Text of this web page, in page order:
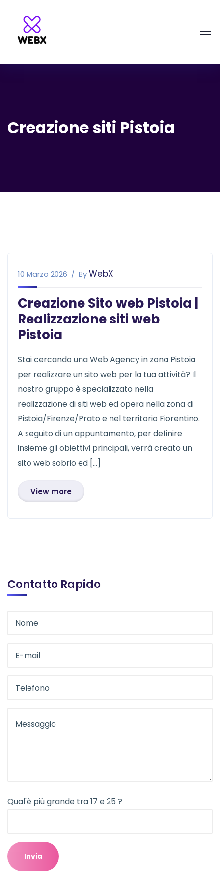
Creazione siti Pistoia
10 Marzo 2026 ByWebX
Creazione Sito web Pistoia |
Realizzazione siti web
Pistoia
Stai cercando una Web Agency in zona Pistoia
per realizzare un sito web per la tua attività? Il
nostro gruppo è specializzato nella
realizzazione di siti web ed opera nella zona di
Pistoia/Firenze/Prato e nel territorio Fiorentino.
A seguito di un appuntamento, per definire
insieme gli obiettivi principali, verrà creato un
sito web sobrio ed […]
View more
Contatto Rapido
Qual'è più grande tra 17 e 25 ?